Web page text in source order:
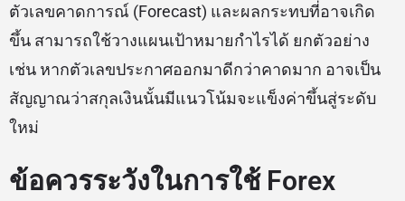
ตัวเลขคาดการณ์ (Forecast) และผลกระทบที่อาจเกิด
ขึ้น สามารถใช้วางแผนเป้าหมายกำไรได้ ยกตัวอย่าง
เช่น หากตัวเลขประกาศออกมาดีกว่าคาดมาก อาจเป็น
สัญญาณว่าสกุลเงินนั้นมีแนวโน้มจะแข็งค่าขึ้นสู่ระดับ
ใหม่
ข้อควรระวังในการใช้ Forex